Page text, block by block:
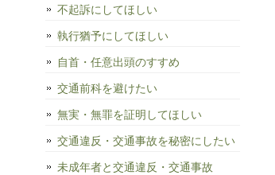
不起訴にしてほしい
執行猶予にしてほしい
自首・任意出頭のすすめ
交通前科を避けたい
無実・無罪を証明してほしい
交通違反・交通事故を秘密にしたい
未成年者と交通違反・交通事故